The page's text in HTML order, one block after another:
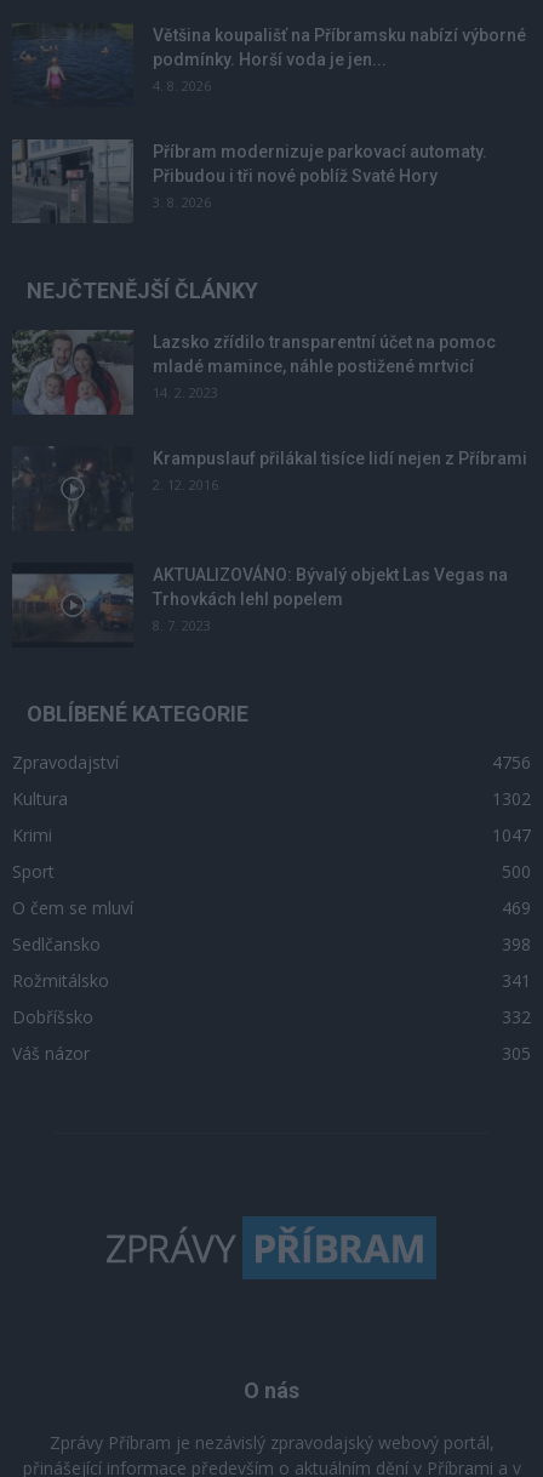
Většina koupališť na Příbramsku nabízí výborné
podmínky. Horší voda je jen...
4. 8. 2026
Příbram modernizuje parkovací automaty.
Přibudou i tři nové poblíž Svaté Hory
3. 8. 2026
NEJČTENĚJŠÍ ČLÁNKY
Lazsko zřídilo transparentní účet na pomoc
mladé mamince, náhle postižené mrtvicí
14. 2. 2023
Krampuslauf přilákal tisíce lidí nejen z Příbrami
2. 12. 2016
AKTUALIZOVÁNO: Bývalý objekt Las Vegas na
Trhovkách lehl popelem
8. 7. 2023
OBLÍBENÉ KATEGORIE
Zpravodajství
4756
Kultura
1302
Krimi
1047
Sport
500
O čem se mluví
469
Sedlčansko
398
Rožmitálsko
341
Dobříšsko
332
Váš názor
305
O nás
Zprávy Příbram je nezávislý zpravodajský webový portál,
přinášející informace především o aktuálním dění v Příbrami a v